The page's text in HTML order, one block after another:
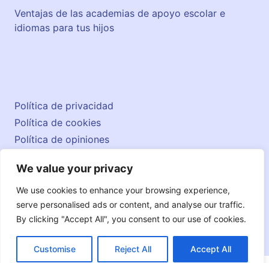
We value your privacy
We use cookies to enhance your browsing experience,
serve personalised ads or content, and analyse our traffic.
By clicking "Accept All", you consent to our use of cookies.
Customise Reject All Accept All
Ventajas de las academias de apoyo escolar e
idiomas para tus hijos
© 2026 englishatlas.es
Política de privacidad
Política de cookies
Política de opiniones
Contacto